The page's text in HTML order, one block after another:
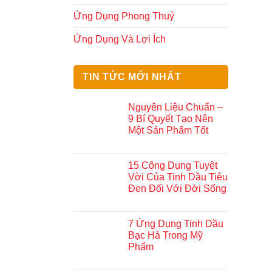
Ứng Dụng Phong Thuỷ
Ứng Dụng Và Lợi Ích
TIN TỨC MỚI NHẤT
Nguyên Liệu Chuẩn –
9 Bí Quyết Tạo Nên
Một Sản Phẩm Tốt
15 Công Dụng Tuyệt
Vời Của Tinh Dầu Tiêu
Đen Đối Với Đời Sống
7 Ứng Dụng Tinh Dầu
Bạc Hà Trong Mỹ
Phẩm